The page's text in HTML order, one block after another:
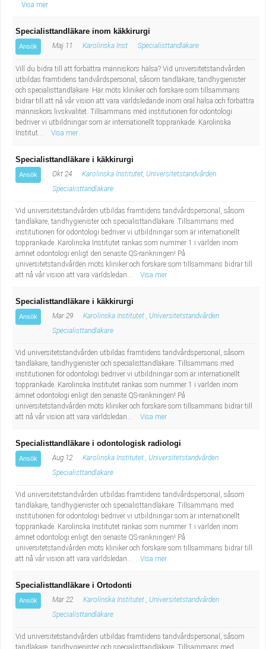
Visa mer
Specialisttandläkare inom käkkirurgi
Ansök Maj 11 Karolinska Inst Specialisttandläkare
Vill du bidra till att förbättra människors hälsa? Vid universitetstandvården
utbildas framtidens tandvårdspersonal, såsom tandläkare, tandhygienister
och specialisttandläkare. Här möts kliniker och forskare som tillsammans
bidrar till att nå vår vision att vara världsledande inom oral hälsa och förbättra
människors livskvalitet. Tillsammans med institutionen för odontologi
bedriver vi utbildningar som är internationellt topprankade. Karolinska
Institut...
Visa mer
Specialisttandläkare i käkkirurgi
Ansök Okt 24
Karolinska Institutet, Universitetstandvården
Specialisttandläkare
Vid universitetstandvården utbildas framtidens tandvårdspersonal, såsom
tandläkare, tandhygienister och specialisttandläkare. Tillsammans med
institutionen för odontologi bedriver vi utbildningar som är internationellt
topprankade. Karolinska Institutet rankas som nummer 1 i världen inom
ämnet odontologi enligt den senaste QS-rankningen! På
universitetstandvården möts kliniker och forskare som tillsammans bidrar till
att nå vår vision att vara världsledan...
Visa mer
Specialisttandläkare i käkkirurgi
Ansök Mar 29
Karolinska Institutet , Universitetstandvården
Specialisttandläkare
Vid universitetstandvården utbildas framtidens tandvårdspersonal, såsom
tandläkare, tandhygienister och specialisttandläkare. Tillsammans med
institutionen för odontologi bedriver vi utbildningar som är internationellt
topprankade. Karolinska Institutet rankas som nummer 1 i världen inom
ämnet odontologi enligt den senaste QS-rankningen! På
universitetstandvården möts kliniker och forskare som tillsammans bidrar till
att nå vår vision att vara världsledan...
Visa mer
Specialisttandläkare i odontologisk radiologi
Ansök Aug 12
Karolinska Institutet , Universitetstandvården
Specialisttandläkare
Vid universitetstandvården utbildas framtidens tandvårdspersonal, såsom
tandläkare, tandhygienister och specialisttandläkare. Tillsammans med
institutionen för odontologi bedriver vi utbildningar som är internationellt
topprankade. Karolinska Institutet rankas som nummer 1 i världen inom
ämnet odontologi enligt den senaste QS-rankningen! På
universitetstandvården möts kliniker och forskare som tillsammans bidrar till
att nå vår vision att vara världsledan...
Visa mer
Specialisttandläkare i Ortodonti
Ansök Mar 22
Karolinska Institutet , Universitetstandvården
Specialisttandläkare
Vid universitetstandvården utbildas framtidens tandvårdspersonal, såsom
tandläkare, tandhygienister och specialisttandläkare. Tillsammans med